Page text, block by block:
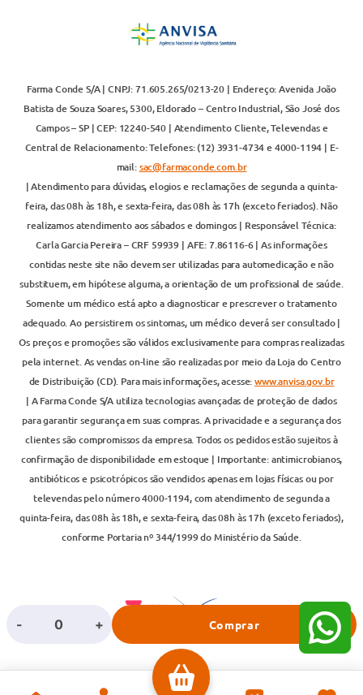
- + Comprar
Farma Conde S/A | CNPJ: 71.605.265/0213-20 | Endereço: Avenida João
Batista de Souza Soares, 5300, Eldorado – Centro Industrial, São José dos
Campos – SP | CEP: 12240-540 | Atendimento Cliente, Televendas e
Central de Relacionamento: Telefones: (12) 3931-4734 e 4000-1194 | E-
mail:sac@farmaconde.com.br
| Atendimento para dúvidas, elogios e reclamações de segunda a quinta-
feira, das 08h às 18h, e sexta-feira, das 08h às 17h (exceto feriados). Não
realizamos atendimento aos sábados e domingos | Responsável Técnica:
Carla Garcia Pereira – CRF 59939 | AFE: 7.86116-6 | As informações
contidas neste site não devem ser utilizadas para automedicação e não
substituem, em hipótese alguma, a orientação de um profissional de saúde.
Somente um médico está apto a diagnosticar e prescrever o tratamento
adequado. Ao persistirem os sintomas, um médico deverá ser consultado |
Os preços e promoções são válidos exclusivamente para compras realizadas
pela internet. As vendas on-line são realizadas por meio da Loja do Centro
de Distribuição (CD). Para mais informações, acesse:www.anvisa.gov.br
| A Farma Conde S/A utiliza tecnologias avançadas de proteção de dados
para garantir segurança em suas compras. A privacidade e a segurança dos
clientes são compromissos da empresa. Todos os pedidos estão sujeitos à
confirmação de disponibilidade em estoque | Importante: antimicrobianos,
antibióticos e psicotrópicos são vendidos apenas em lojas físicas ou por
televendas pelo número 4000-1194, com atendimento de segunda a
quinta-feira, das 08h às 18h, e sexta-feira, das 08h às 17h (exceto feriados),
conforme Portaria nº 344/1999 do Ministério da Saúde.